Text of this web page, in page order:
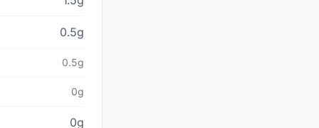
0.5g
0.5g
0g
0g